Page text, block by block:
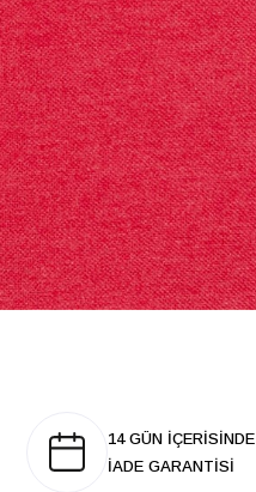
14 GÜN İÇERİSİNDE
İADE GARANTİSİ